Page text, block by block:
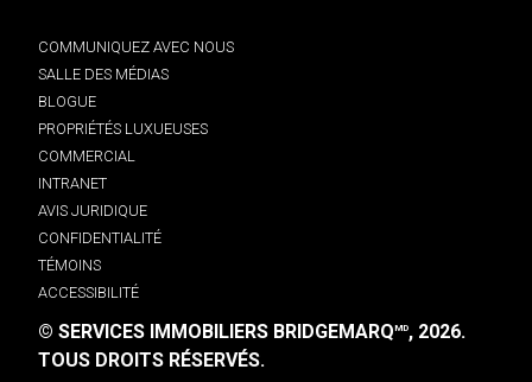
COMMUNIQUEZ AVEC NOUS
SALLE DES MÉDIAS
BLOGUE
PROPRIÉTÉS LUXUEUSES
COMMERCIAL
INTRANET
AVIS JURIDIQUE
CONFIDENTIALITÉ
TÉMOINS
ACCESSIBILITÉ
© SERVICES IMMOBILIERS BRIDGEMARQMD, 2026.
TOUS DROITS RÉSERVÉS.